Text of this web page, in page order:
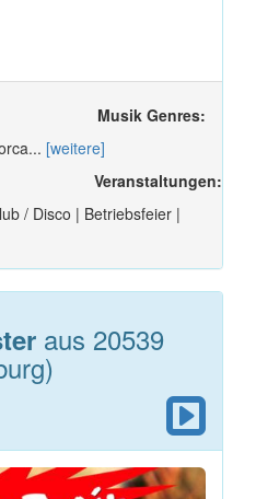
Musik Genres:
[weitere]
Veranstaltungen:
/ Disco | Betriebsfeier |
aus 20539